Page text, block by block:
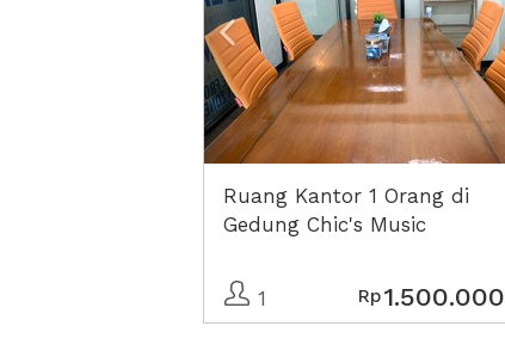
Ruang Kantor 1 Orang di
Gedung Chic's Music
1 Rp1.500.000